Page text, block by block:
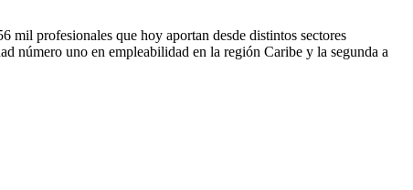
mil profesionales que hoy aportan desde distintos sectores
número uno en empleabilidad en la región Caribe y la segunda a